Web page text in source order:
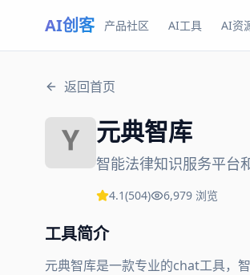
AI创客 产品社区 AI工具 AI资
返回首页
元典智库
智能法律知识服务平台
4.1(504) 6,979 浏览
工具简介
元典智库是一款专业的chat工具，